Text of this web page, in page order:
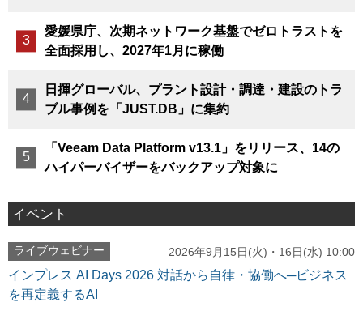
愛媛県庁、次期ネットワーク基盤でゼロトラストを
全面採用し、2027年1月に稼働
日揮グローバル、プラント設計・調達・建設のトラ
ブル事例を「JUST.DB」に集約
「Veeam Data Platform v13.1」をリリース、14の
ハイパーバイザーをバックアップ対象に
イベント
ライブウェビナー 2026年9月15日(火)・16日(水) 10:00
インプレス AI Days 2026 対話から自律・協働へ─ビジネス
を再定義するAI